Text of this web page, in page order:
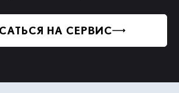
НА СЕРВИС